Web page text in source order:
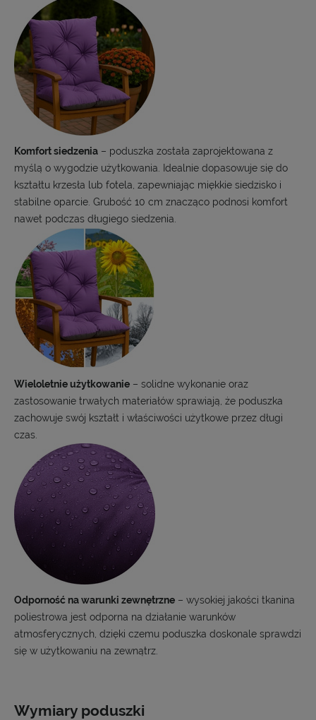
Komfort siedzenia – poduszka została zaprojektowana z
myślą o wygodzie użytkowania. Idealnie dopasowuje się do
kształtu krzesła lub fotela, zapewniając miękkie siedzisko i
stabilne oparcie. Grubość 10 cm znacząco podnosi komfort
nawet podczas długiego siedzenia.
Wieloletnie użytkowanie – solidne wykonanie oraz
zastosowanie trwałych materiałów sprawiają, że poduszka
zachowuje swój kształt i właściwości użytkowe przez długi
czas.
Odporność na warunki zewnętrzne – wysokiej jakości tkanina
poliestrowa jest odporna na działanie warunków
atmosferycznych, dzięki czemu poduszka doskonale sprawdzi
się w użytkowaniu na zewnątrz.
Wymiary poduszki